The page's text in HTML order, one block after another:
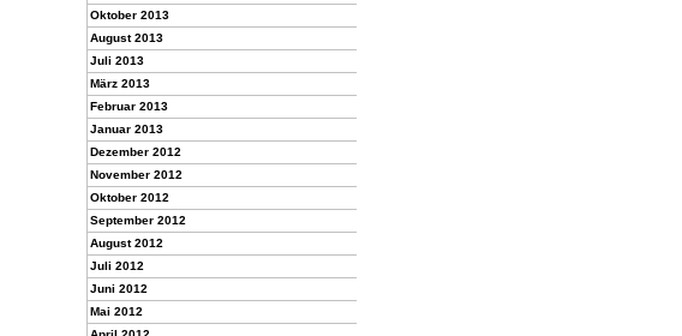
Oktober 2013
August 2013
Juli 2013
März 2013
Februar 2013
Januar 2013
Dezember 2012
November 2012
Oktober 2012
September 2012
August 2012
Juli 2012
Juni 2012
Mai 2012